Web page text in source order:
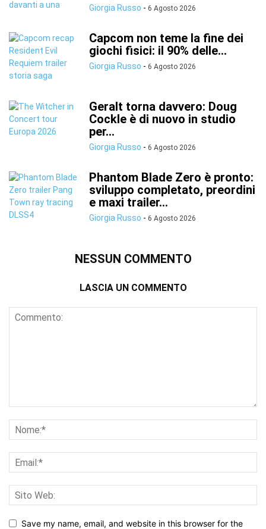
Giorgia Russo - 6 Agosto 2026
Capcom non teme la fine dei
giochi fisici: il 90% delle...
Giorgia Russo - 6 Agosto 2026
Geralt torna davvero: Doug
Cockle è di nuovo in studio
per...
Giorgia Russo - 6 Agosto 2026
Phantom Blade Zero è pronto:
sviluppo completato, preordini
e maxi trailer...
Giorgia Russo - 6 Agosto 2026
NESSUN COMMENTO
LASCIA UN COMMENTO
Save my name, email, and website in this browser for the